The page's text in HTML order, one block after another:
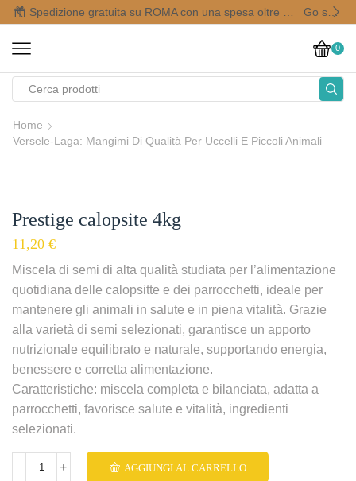
Go shop
0
Home
Versele-Laga: Mangimi Di Qualità Per Uccelli E Piccoli Animali
Prestige calopsite 4kg
11,20 €
Miscela di semi di alta qualità studiata per l’alimentazione
quotidiana delle calopsitte e dei parrocchetti, ideale per
mantenere gli animali in salute e in piena vitalità. Grazie
alla varietà di semi selezionati, garantisce un apporto
nutrizionale equilibrato e naturale, supportando energia,
benessere e corretta alimentazione.
Caratteristiche: miscela completa e bilanciata, adatta a
parrocchetti, favorisce salute e vitalità, ingredienti
selezionati.
AGGIUNGI AL CARRELLO